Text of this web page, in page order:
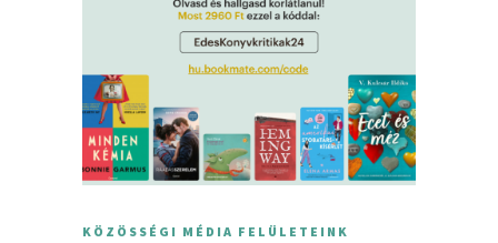
KÖZÖSSÉGI MÉDIA FELÜLETEINK